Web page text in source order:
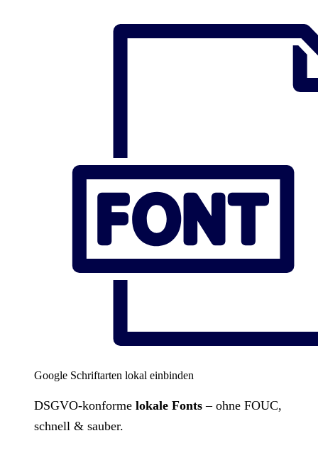
Google Schriftarten lokal einbinden
DSGVO-konforme lokale Fonts – ohne FOUC,
schnell & sauber.